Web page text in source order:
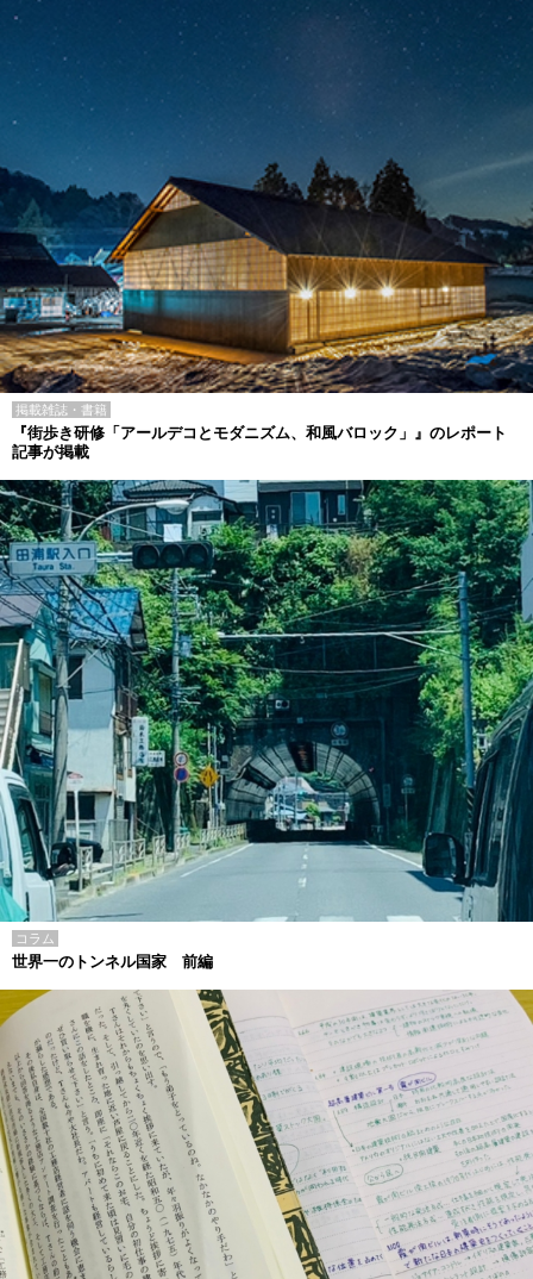
掲載雑誌・書籍
『街歩き研修「アールデコとモダニズム、和風バロック」』のレポート
記事が掲載
コラム
世界一のトンネル国家 前編